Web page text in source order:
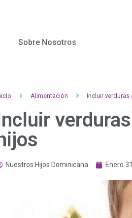
Sobre Nosotros
Alimentación Incluir
hijos
Nuestros Hijos Dominicana Enero